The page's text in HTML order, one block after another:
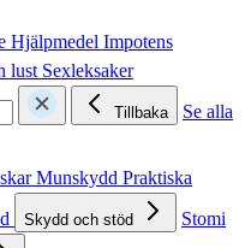
Hjälpmedel Impotens
lust Sexleksaker
Tillbaka
Se alla
Munskydd Praktiska
Skydd och stöd
Stomi